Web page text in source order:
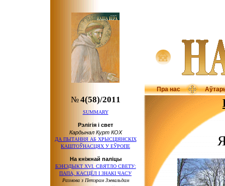
Пра нас
№4(58)/2011
SUMMARY
Рэлігія і свет
Кардынал Курт КОХ
ДА ПЫТАННЯ АБ ХРЫСЦІЯНСКІХ
КАШТОЎНАСЦЯХ У ЕЎРОПЕ
На кніжнай паліцы
БЭНЭДЫКТ XVI. СВЯТЛО СВЕТУ:
ПАПА, КАСЦЁЛ І ЗНАКІ ЧАСУ
Размова з Петэрам Зэевальдам